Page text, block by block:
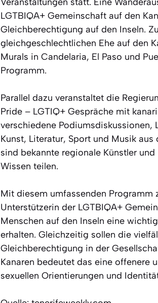
LGTBIQA+ Gemeinschaft auf den
Gleichberechtigung auf den Inseln.
gleichgeschlechtlichen Ehe auf den
Murals in Candelaria, El Paso und
Programm.
Parallel dazu veranstaltet die
Pride – LGTIQ+ Gespräche mit
verschiedene
Kunst, Literatur, Sport und Musik
sind bekannte regionale Künstler
Wissen teilen.
Mit diesem umfassenden
Unterstützerin der LGTBIQA+
Menschen auf den Inseln eine
erhalten. Gleichzeitig sollen die
Gleichberechtigung in der
Kanaren bedeutet das eine offenere
sexuellen Orientierungen und